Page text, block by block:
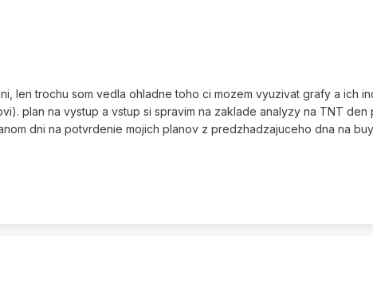
len trochu som vedla ohladne toho ci mozem vyuzivat grafy a ich
plan na vystup a vstup si spravim na zaklade analyzy na TNT
dni na potvrdenie mojich planov z predzhadzajuceho dna na